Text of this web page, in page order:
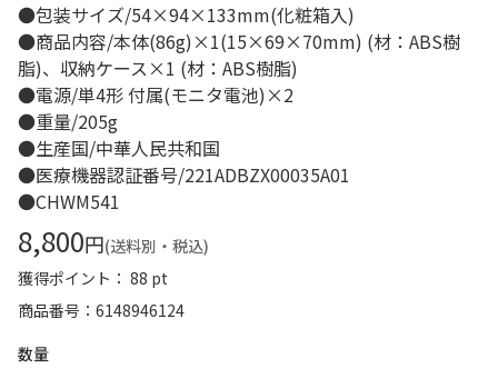
●包装サイズ/54×94×133mm(化粧箱入)
●商品内容/本体(86g)×1(15×69×70mm) (材：ABS樹
脂)、収納ケース×1 (材：ABS樹脂)
●電源/単4形 付属(モニタ電池)×2
●重量/205g
●生産国/中華人民共和国
●医療機器認証番号/221ADBZX00035A01
●CHWM541
8,800円(送料別・税込)
獲得ポイント： 88 pt
商品番号
6148946124
数量